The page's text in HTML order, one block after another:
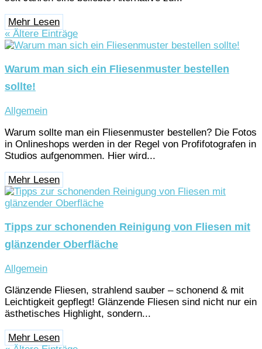
Mehr Lesen
« Ältere Einträge
Warum man sich ein Fliesenmuster bestellen
sollte!
Allgemein
Warum sollte man ein Fliesenmuster bestellen? Die Fotos
in Onlineshops werden in der Regel von Profifotografen in
Studios aufgenommen. Hier wird...
Mehr Lesen
Tipps zur schonenden Reinigung von Fliesen mit
glänzender Oberfläche
Allgemein
Glänzende Fliesen, strahlend sauber – schonend & mit
Leichtigkeit gepflegt! Glänzende Fliesen sind nicht nur ein
ästhetisches Highlight, sondern...
Mehr Lesen